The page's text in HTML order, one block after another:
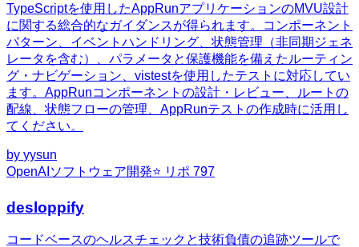
TypeScriptを使用したAppRunアプリケーションのMVU設計
に関する総合的なガイダンスが得られます。コンポーネント
パターン、イベントハンドリング、状態管理（非同期ジェネ
レータを含む）、パラメータと保護機能を備えたルーティン
グ・ナビゲーション、vistestを使用したテストに対応してい
ます。AppRunコンポーネントの設計・レビュー、ルートの
配線、状態フローの管理、AppRunテストの作成時に活用し
てください。
by yysun
OpenAI ソフトウェア開発⭐ リポ 797
desloppify
コードベースのヘルスチェックと技術負債の追跡ツールで